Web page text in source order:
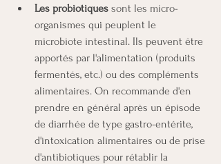
Les probiotiques sont les micro-
organismes qui peuplent le
microbiote intestinal. Ils peuvent être
apportés par l'alimentation (produits
fermentés, etc.) ou des compléments
alimentaires. On recommande d'en
prendre en général après un épisode
de diarrhée de type gastro-entérite,
d'intoxication alimentaires ou de prise
d'antibiotiques pour rétablir la